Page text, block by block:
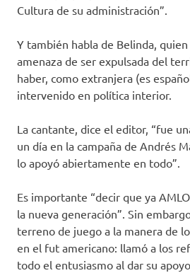
Cultura de su administración”.
Y también habla de Belinda,
amenaza de ser expulsada del
haber, como extranjera (es
intervenido en política interior.
La cantante, dice el editor, “fue
un día en la campaña de Andrés
lo apoyó abiertamente en todo”.
Es importante “decir que ya
la nueva generación”. Sin
terreno de juego a la manera de
en el fut americano: llamó a los
todo el entusiasmo al dar su